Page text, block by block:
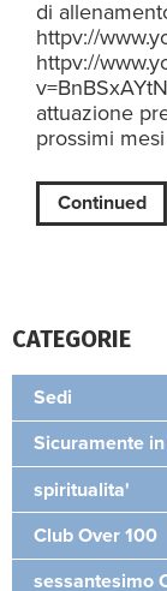
di
httpv://
httpv://
attuazione
prossimi
Continued
CATEGORIE
Sedi
Sicuramente in
spiritualita'
Club Over 100
sessantesimo